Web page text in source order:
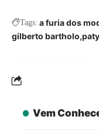
Tags: a furia dos
gilberto bartholo
Vem